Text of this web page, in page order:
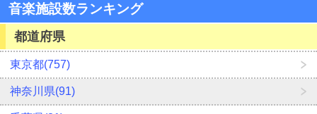
音楽施設数ランキング
都道府県
東京都(757)
神奈川県(91)